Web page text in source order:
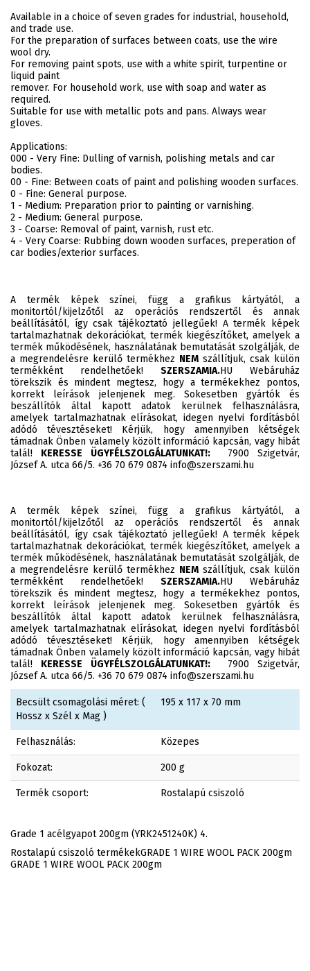
Available in a choice of seven grades for industrial, household,
and trade use.
For the preparation of surfaces between coats, use the wire
wool dry.
For removing paint spots, use with a white spirit, turpentine or
liquid paint
remover. For household work, use with soap and water as
required.
Suitable for use with metallic pots and pans. Always wear
gloves.
Applications:
000 - Very Fine: Dulling of varnish, polishing metals and car
bodies.
00 - Fine: Between coats of paint and polishing wooden surfaces.
0 - Fine: General purpose.
1 - Medium: Preparation prior to painting or varnishing.
2 - Medium: General purpose.
3 - Coarse: Removal of paint, varnish, rust etc.
4 - Very Coarse: Rubbing down wooden surfaces, preperation of
car bodies/exterior surfaces.
A termék képek színei, függ a grafikus kártyától, a
monitortól/kijelzőtől az operációs rendszertől és annak
beállításától, így csak tájékoztató jellegűek! A termék képek
tartalmazhatnak dekorációkat, termék kiegészítőket, amelyek a
termék működésének, használatának bemutatását szolgálják, de
a megrendelésre kerülő termékhez NEM szállítjuk, csak külön
termékként rendelhetőek! SZERSZAMIA.HU Webáruház
törekszik és mindent megtesz, hogy a termékekhez pontos,
korrekt leírások jelenjenek meg. Sokesetben gyártók és
beszállítók által kapott adatok kerülnek felhasználásra,
amelyek tartalmazhatnak elírásokat, idegen nyelvi fordításból
adódó tévesztéseket! Kérjük, hogy amennyiben kétségek
támadnak Önben valamely közölt információ kapcsán, vagy hibát
talál! KERESSE ÜGYFÉLSZOLGÁLATUNKAT!:7900 Szigetvár,
József A. utca 66/5. +36 70 679 0874 info@szerszami.hu
A termék képek színei, függ a grafikus kártyától, a
monitortól/kijelzőtől az operációs rendszertől és annak
beállításától, így csak tájékoztató jellegűek! A termék képek
tartalmazhatnak dekorációkat, termék kiegészítőket, amelyek a
termék működésének, használatának bemutatását szolgálják, de
a megrendelésre kerülő termékhez NEM szállítjuk, csak külön
termékként rendelhetőek! SZERSZAMIA.HU Webáruház
törekszik és mindent megtesz, hogy a termékekhez pontos,
korrekt leírások jelenjenek meg. Sokesetben gyártók és
beszállítók által kapott adatok kerülnek felhasználásra,
amelyek tartalmazhatnak elírásokat, idegen nyelvi fordításból
adódó tévesztéseket! Kérjük, hogy amennyiben kétségek
támadnak Önben valamely közölt információ kapcsán, vagy hibát
talál! KERESSE ÜGYFÉLSZOLGÁLATUNKAT!:7900 Szigetvár,
József A. utca 66/5. +36 70 679 0874 info@szerszami.hu
Becsült csomagolási méret: (
Hossz x Szél x Mag )
195 x 117 x 70 mm
Felhasználás: Közepes
Fokozat: 200 g
Termék csoport: Rostalapú csiszoló
Grade 1 acélgyapot 200gm (YRK2451240K) 4.
Rostalapú csiszoló termékekGRADE 1 WIRE WOOL PACK 200gm
GRADE 1 WIRE WOOL PACK 200gm